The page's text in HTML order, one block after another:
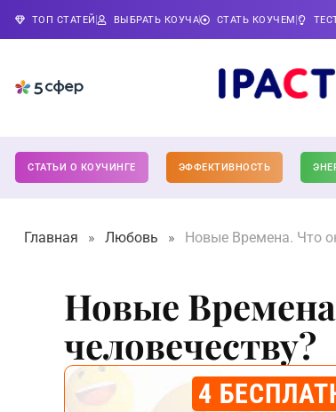
ТОП СТАТЕЙ ВЫБРАТЬ КОУЧА СТАТЬ КОУЧЕМ
СТАТЬИ О КОУЧИНГЕ ЭФФЕКТИВНОСТЬ
Главная » Любовь » Новые Времена. Что
Новые
человечеству?
4